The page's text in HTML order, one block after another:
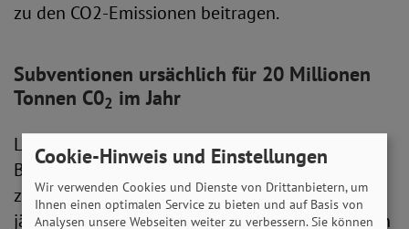
zu den CO2-Emissionen beitragen.
Subventionen ursächlich für 20 Millionen
Tonnen C02 im Jahr
Laut des Gutachtens verursachen die
Begünstigungen knapp 20 Millionen Tonnen
zusätzliche Emissionen pro Jahr und kosten
jährlich 35,8 Milliarden Euro – fast 25 Milliarden
Cookie-Hinweis und Einstellungen
Wir verwenden Cookies und Dienste von Drittanbietern, um
Ihnen einen optimalen Service zu bieten und auf Basis von
Analysen unsere Webseiten weiter zu verbessern. Sie können